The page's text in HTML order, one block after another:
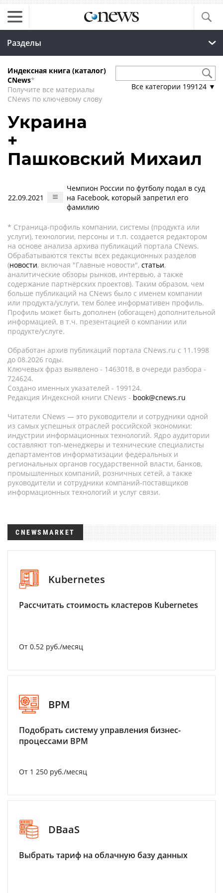
Разделы
Индексная книга (каталог)
CNews*
Получите все материалы
CNews по ключевому слову
Все категории 199124 ▼
Украина
+
Пашковский Михаил
22.09.2021
Чемпион России по футболу подал в суд
на Facebook, который запретил его
фамилию
* Страница-профиль компании, системы (продукта или
услуги), технологии, персоны и т.п. создается редактором
на основе анализа архива публикаций портала CNews.
Обрабатываются тексты всех редакционных разделов
(новости, включая "Главные новости", статьи,
аналитические обзоры рынков, интервью, а также
содержание партнёрских проектов). Таким образом, чем
больше публикаций на CNews было с именем компании
или продукта/услуги, тем более информативен профиль.
Профиль может быть дополнен (обогащен) дополнительной
информацией, в т.ч. презентацией о компании или
продукте/услуге.
Обработан архив публикаций портала CNews.ru c 11.1998
до 08.2026 годы.
Ключевых фраз выявлено - 1463018, в очереди разбора -
724624.
Создано именных указателей - 199124.
Редакция Индексной книги CNews - book@cnews.ru
Читатели CNews — это руководители и сотрудники одной
из самых успешных отраслей российской экономики:
индустрии информационных технологий. Ядро аудитории
составляют топ-менеджеры и технические специалисты
департаментов информатизации федеральных и
региональных органов государственной власти, банков,
промышленных компаний, розничных сетей, а также
руководители и сотрудники компаний-поставщиков
информационных технологий и услуг связи.
CNEWSMARKET
Kubernetes
Рассчитать стоимость кластеров Kubernetes
От 0.52 руб./месяц
BPM
Подобрать систему управления бизнес-
процессами BPM
От 1 250 руб./месяц
DBaaS
Выбрать тариф на облачную базу данных